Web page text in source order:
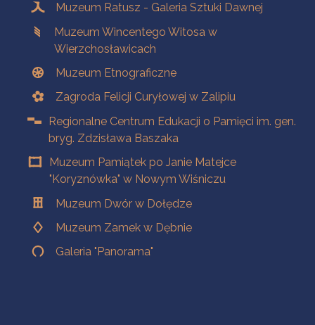
Muzeum Ratusz - Galeria Sztuki Dawnej
Muzeum Wincentego Witosa w
Wierzchosławicach
Muzeum Etnograficzne
Zagroda Felicji Curyłowej w Zalipiu
Regionalne Centrum Edukacji o Pamięci im. gen.
bryg. Zdzisława Baszaka
Muzeum Pamiątek po Janie Matejce
"Koryznówka" w Nowym Wiśniczu
Muzeum Dwór w Dołędze
Muzeum Zamek w Dębnie
Galeria "Panorama"